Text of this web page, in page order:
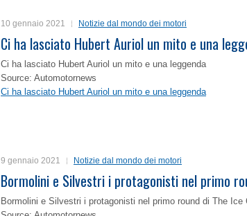
10 gennaio 2021 Notizie dal mondo dei motori
Ci ha lasciato Hubert Auriol un mito e una
Ci ha lasciato Hubert Auriol un mito e una leggenda
Source: Automotornews
Ci ha lasciato Hubert Auriol un mito e una leggenda
9 gennaio 2021 Notizie dal mondo dei motori
Bormolini e Silvestri i protagonisti nel primo
Bormolini e Silvestri i protagonisti nel primo round di The Ice